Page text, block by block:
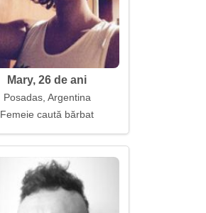
Mary, 26 de ani
Posadas, Argentina
Femeie caută bărbat